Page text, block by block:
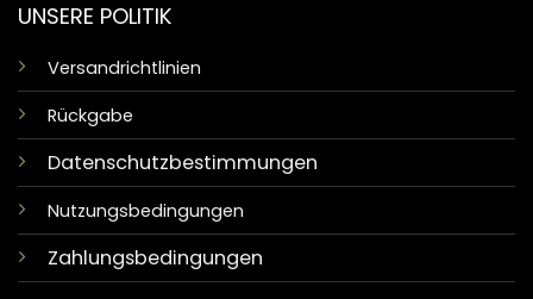
UNSERE POLITIK
Versandrichtlinien
Rückgabe
Datenschutzbestimmungen
Nutzungsbedingungen
Zahlungsbedingungen